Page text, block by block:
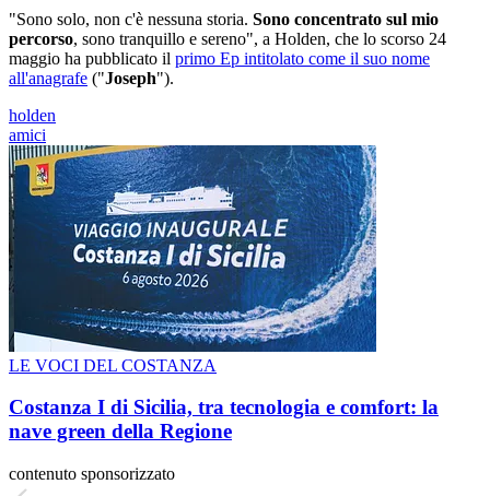
"Sono solo, non c'è nessuna storia. Sono concentrato sul mio
percorso, sono tranquillo e sereno", a Holden, che lo scorso 24
maggio ha pubblicato il primo Ep intitolato come il suo nome
all'anagrafe ("Joseph").
holden
amici
LE VOCI DEL COSTANZA
Costanza I di Sicilia, tra tecnologia e comfort: la
nave green della Regione
contenuto sponsorizzato